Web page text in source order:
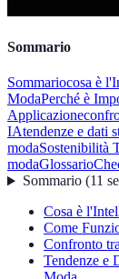
Sommario
Sommariocosa è
ModaPerché è
Applicazione
IAtendenze e dati
modaSostenibilità
modaGlossario
Sommario(11
Cosa è
Come
Confronto
Tendenze e